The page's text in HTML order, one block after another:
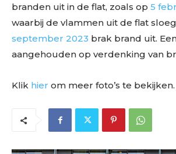
branden uit in de flat, zoals op 5
waarbij de vlammen uit de flat
september 2023 brak brand uit.
aangehouden op verdenking van
Klik hier om meer foto’s te bekijken.